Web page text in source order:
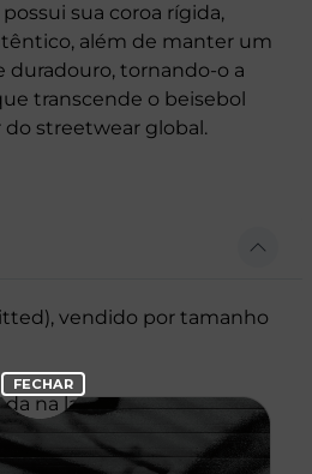
sua coroa rígida,
além de manter um
duradouro, tornando-o a
transcende o beisebol
do streetwear global.
vendido por tamanho
na lateral esquerda